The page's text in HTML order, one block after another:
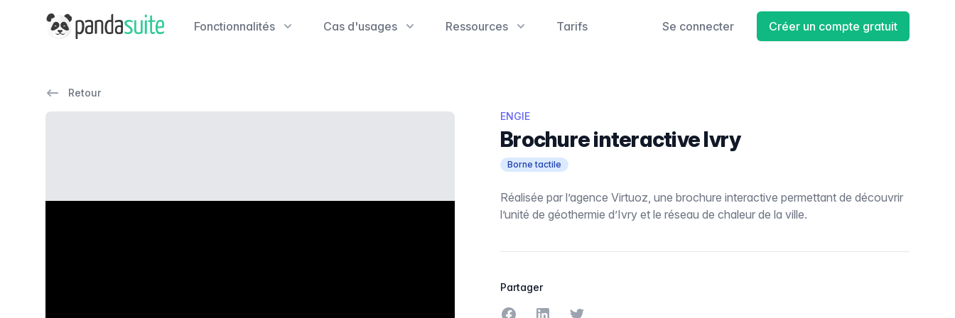
PandaSuite Fonctionnalités Cas d'usages Ressources Tarifs Se connecter Créer un compte gratuit
Retour
ENGIE
Brochure interactive Ivry
Borne tactile
Réalisée par l’agence Virtuoz, une brochure interactive permettant de découvrir
l’unité de géothermie d’Ivry et le réseau de chaleur de la ville.
Partager